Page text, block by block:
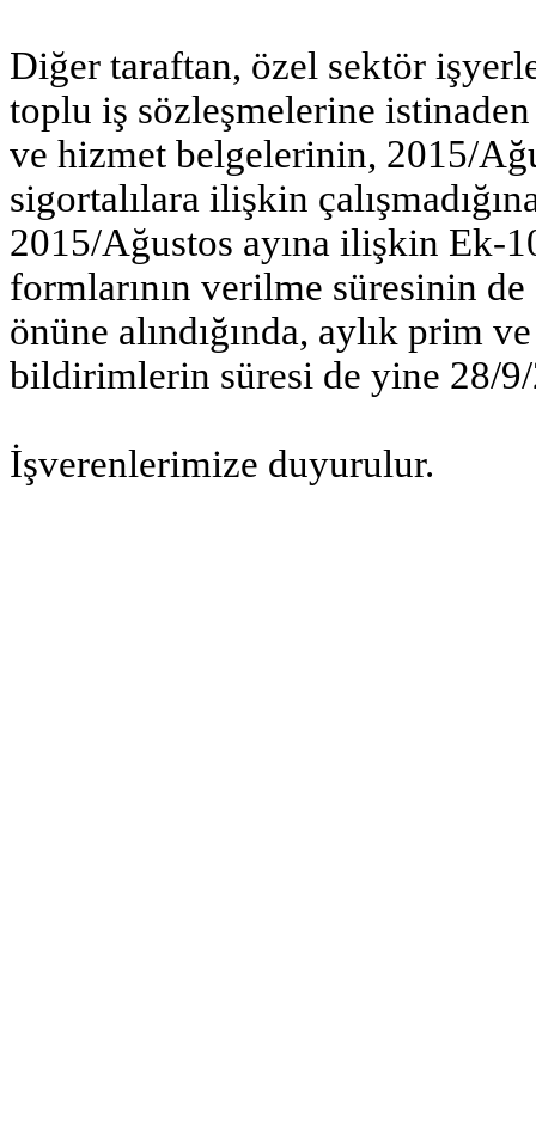
Diğer taraftan, özel sektör
toplu iş sözleşmelerine
ve hizmet belgelerinin, 2015/
sigortalılara ilişkin
2015/Ağustos ayına ilişkin Ek-
formlarının verilme süresinin
önüne alındığında, aylık prim
bildirimlerin süresi de yine 28/9/
İşverenlerimize duyurulur.